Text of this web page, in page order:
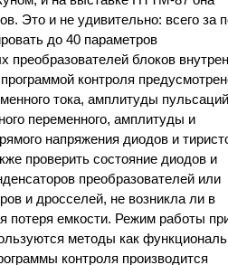
Это и не удивительно: всего за
до 40 параметров
преобразователей блоков
контроля
тока, амплитуды пульсаций
переменного, амплитуды и
напряжения диодов и
проверить состояние диодов и
преобразователей или
и дросселей, не возникла ли в
потеря емкости. Режим работы
методы как
контроля производится